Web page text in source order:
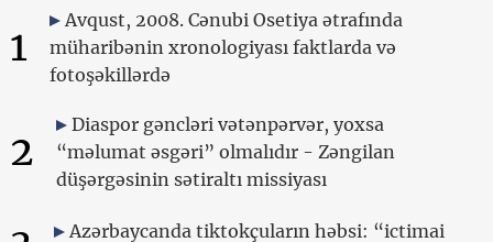
1
Avqust, 2008. Cənubi Osetiya ətrafında
müharibənin xronologiyası faktlarda və
fotoşəkillərdə
2
Diaspor gəncləri vətənpərvər, yoxsa
“məlumat əsgəri” olmalıdır - Zəngilan
düşərgəsinin sətiraltı missiyası
Azərbaycanda tiktokçuların həbsi: “ictimai